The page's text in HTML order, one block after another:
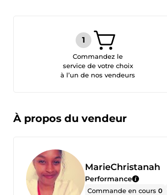
Commandez le
service de votre choix
à l’un de nos vendeurs
À propos du vendeur
MarieChristanah
Performance
Commande en cours0